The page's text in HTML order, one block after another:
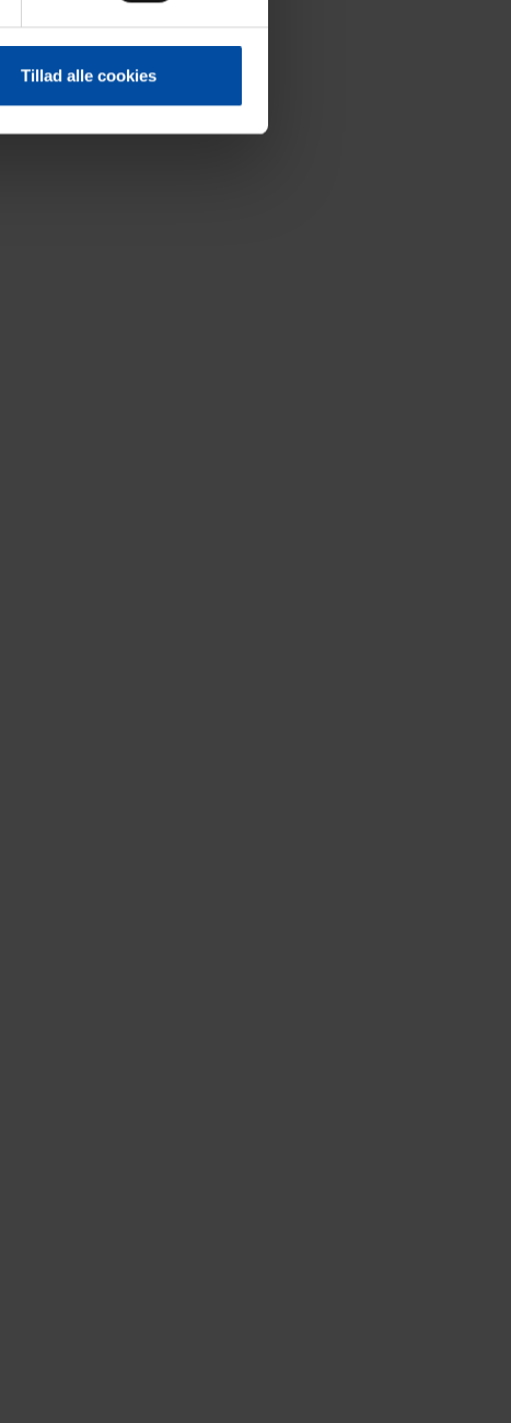
Tillad alle cookies